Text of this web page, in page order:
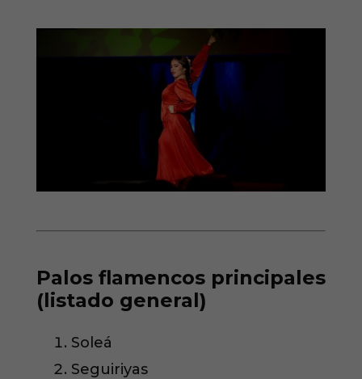
Palos flamencos principales
(listado general)
Soleá
Seguiriyas